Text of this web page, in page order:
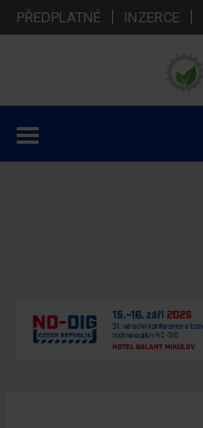
PŘEDPLATNÉ INZERCE